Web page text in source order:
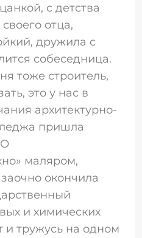
с детства
отца,
дружила с
собеседница.
тоже строитель,
это у нас в
архитектурно-
пришла
маляром,
окончила
и химических
и тружусь на одном